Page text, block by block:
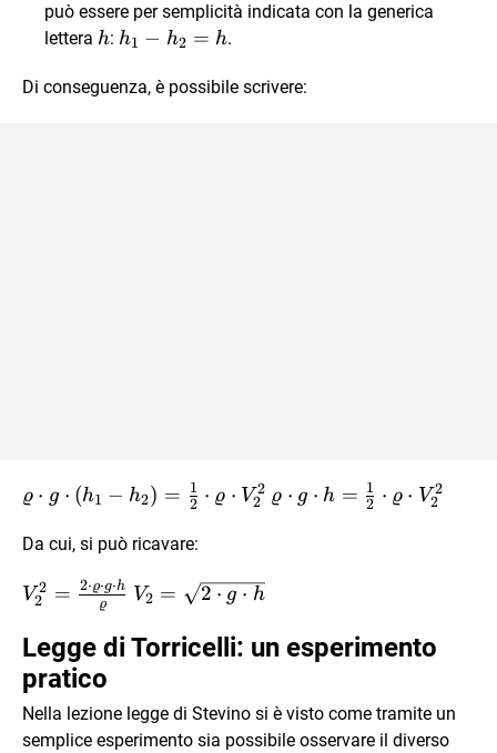
può essere per semplicità indicata con la generica
lettera h
h: h_{1}-
h1 − h2 = h.
Di conseguenza, è possibile scrivere:
\varrho
\cdot
h_{2}) =
{2} \cdot
\varrho
\cdot
V_{2}^{2}
ϱ ⋅ g ⋅ (h1 − h2) = 2
1 ⋅ ϱ ⋅ V2
2 \varrho
\cdot
ϱ ⋅ g ⋅ h = 2
1 ⋅ ϱ ⋅ V2
2
Da cui, si può ricavare:
V_{2}^{2}=\frac{2
\cdot \varrho \cdot
g \cdot h}
{\varrho}
V2
2 = ϱ
2⋅ϱ⋅g⋅h
V_{2}=\sqrt{2
h}
V2 = 2 ⋅ g ⋅ h
Legge di Torricelli: un esperimento
pratico
Nella lezione legge di Stevino si è visto come tramite un
semplice esperimento sia possibile osservare il diverso